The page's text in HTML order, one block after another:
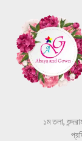
১ম তলা,